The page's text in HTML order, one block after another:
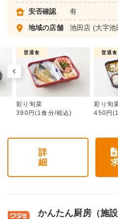
安否確認 有
地域の店舗 池田店 (大字池
普通食
彩り旬菜
390円(1食分/税込)
普通食
彩り旬
450円
詳
細
かんたん厨房（施設